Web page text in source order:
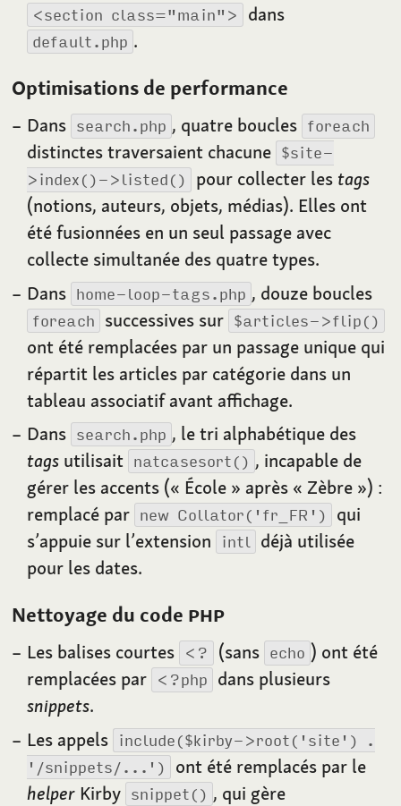
<section class="main"> dans
default.php .
Optimisations de performance
Dans search.php , quatre boucles foreach
distinctes traversaient chacune $site-
>index()->listed()
pour collecter les tags
(notions, auteurs, objets, médias). Elles ont
été fusionnées en un seul passage avec
collecte simultanée des quatre types.
Dans home-loop-tags.php , douze boucles
foreach successives sur $articles->flip()
ont été remplacées par un passage unique qui
répartit les articles par catégorie dans un
tableau associatif avant affichage.
Dans search.php , le tri alphabétique des
tags utilisait natcasesort() , incapable de
gérer les accents (« École » après « Zèbre ») :
remplacé par new Collator('fr_FR')
qui
s’appuie sur l’extension
intl
déjà utilisée
pour les dates.
Nettoyage du code PHP
Les balises courtes <? (sans echo ) ont été
remplacées par <?php dans plusieurs
snippets.
Les appels include($kirby->root('site') .
'/snippets/...')
ont été remplacés par le
helper Kirby snippet() , qui gère